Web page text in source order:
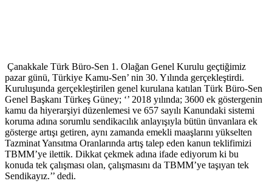
Çanakkale Türk Büro-Sen 1. Olağan Genel Kurulu geçtiğimiz
pazar günü, Türkiye Kamu-Sen’ nin 30. Yılında gerçekleştirdi.
Kuruluşunda gerçekleştirilen genel kurulana katılan Türk Büro-Sen
Genel Başkanı Türkeş Güney; ‘’ 2018 yılında; 3600 ek göstergenin
kamu da hiyerarşiyi düzenlemesi ve 657 sayılı Kanundaki sistemi
koruma adına sorumlu sendikacılık anlayışıyla bütün ünvanlara ek
gösterge artışı getiren, aynı zamanda emekli maaşlarını yükselten
Tazminat Yansıtma Oranlarında artış talep eden kanun teklifimizi
TBMM’ye ilettik. Dikkat çekmek adına ifade ediyorum ki bu
konuda tek çalışması olan, çalışmasını da TBMM’ye taşıyan tek
Sendikayız.’’ dedi.